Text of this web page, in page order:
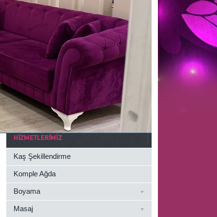
HIZMETLERIMIZ
Kaş Şekillendirme
Komple Ağda
Boyama
Masaj